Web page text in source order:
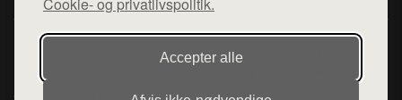
Accepter alle
Denne side er en del af want.dk, der udgiver en række
hjemmesider med præsentation af forskellige produkter fra
diverse webshops. Der sælges ikke varer fra denne side - vi